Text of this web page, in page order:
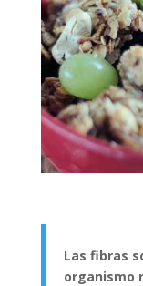
Las fibras
organismo